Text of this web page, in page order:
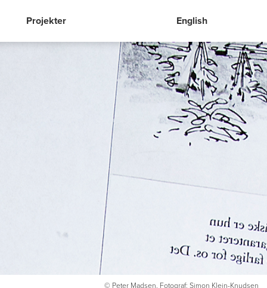
Projekter English
© Peter Madsen. Fotograf: Simon Klein-Knudsen